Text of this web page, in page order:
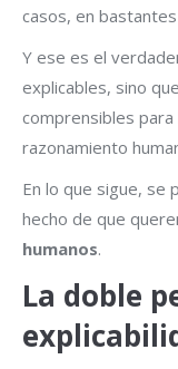
casos, en
Y ese es el
explicables, sino
comprensibles para
razonamiento
En lo que sigue, se
hecho de que
humanos.
La doble